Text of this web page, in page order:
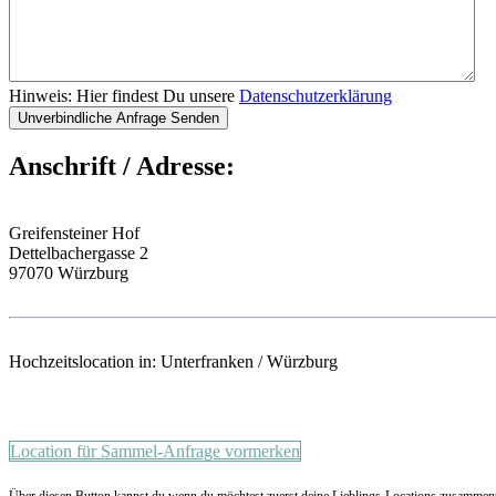
Hinweis: Hier findest Du unsere Datenschutzerklärung
Anschrift / Adresse:
Greifensteiner Hof
Dettelbachergasse 2
97070 Würzburg
Hochzeitslocation in: Unterfranken / Würzburg
Location für Sammel-Anfrage vormerken